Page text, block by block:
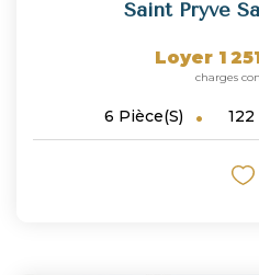
Saint Pryve
Loyer 1
charges
6 Pièce(s) 122